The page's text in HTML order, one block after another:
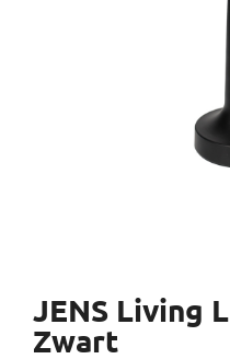
JENS Living
Zwart